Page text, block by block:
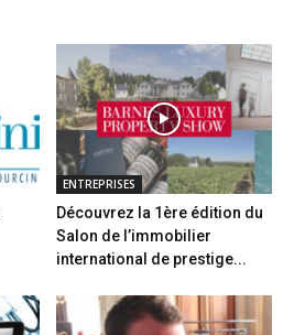
ENTREPRISES
Découvrez la 1ère édition du
Salon de l’immobilier
international de prestige...